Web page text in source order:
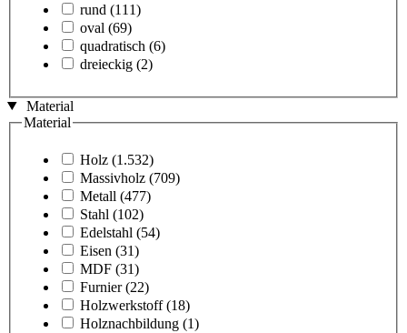
rund (111)
oval (69)
quadratisch (6)
dreieckig (2)
Material
Material
Holz (1.532)
Massivholz (709)
Metall (477)
Stahl (102)
Edelstahl (54)
Eisen (31)
MDF (31)
Furnier (22)
Holzwerkstoff (18)
Holznachbildung (1)